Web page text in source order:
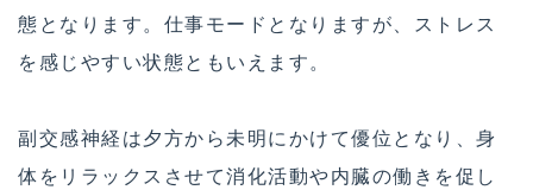
態となります。仕事モードとなりますが、ストレス
を感じやすい状態ともいえます。
副交感神経は夕方から未明にかけて優位となり、身
体をリラックスさせて消化活動や内臓の働きを促し